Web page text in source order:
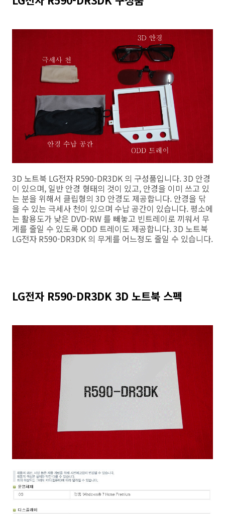
3D 노트북 LG전자 R590-DR3DK 의 구성품입니다. 3D 안경
이 있으며, 일반 안경 형태의 것이 있고, 안경을 이미 쓰고 있
는 분을 위해서 클립형의 3D 안경도 제공합니다. 안경을 닦
을 수 있는 극세사 천이 있으며 수납 공간이 있습니다. 평소에
는 활용도가 낮은 DVD-RW 를 빼놓고 빈트레이로 끼워서 무
게를 줄일 수 있도록 ODD 트레이도 제공합니다. 3D 노트북
LG전자 R590-DR3DK 의 무게를 어느정도 줄일 수 있습니다.
LG전자 R590-DR3DK 3D 노트북 스펙